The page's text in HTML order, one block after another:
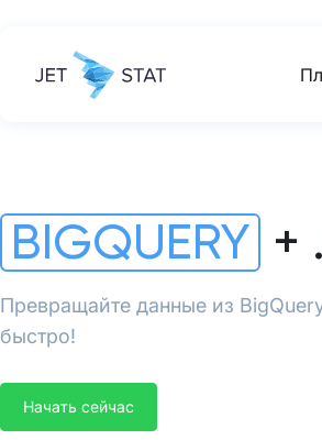
BIGQUERY +
Превращайте данные из
быстро!
Начать сейчас